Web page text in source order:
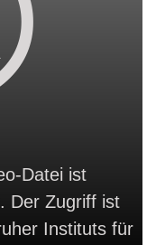
Datei ist
Der Zugriff ist
Instituts für